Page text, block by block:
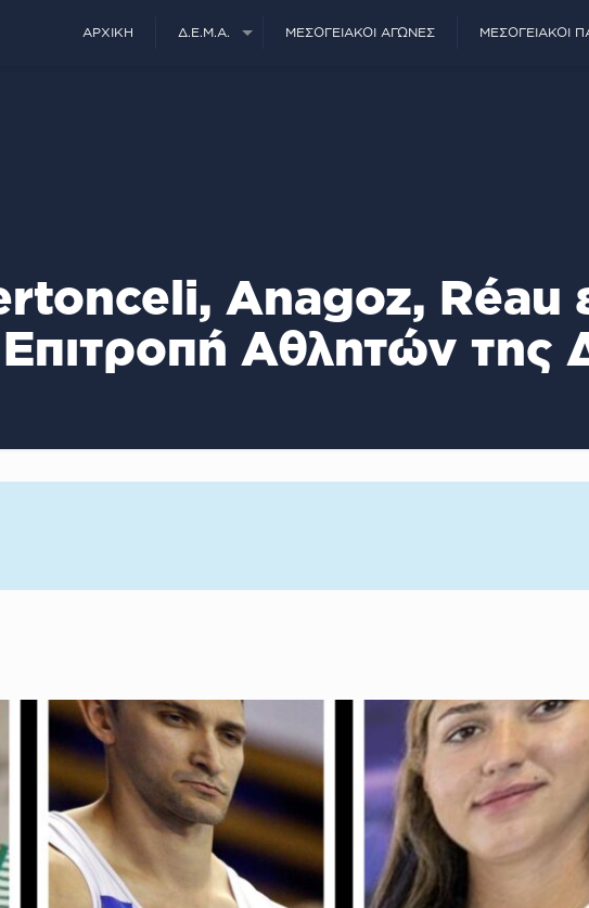
ΑΡΧΙΚΉ Δ.Ε.Μ.Α. ΜΕΣΟΓΕΙΑΚΟΊ ΑΓΏΝΕΣ ΜΕΣΟΓΕΙΑΚΟΊ
Anagoz, Réau
Επιτροπή Αθλητών